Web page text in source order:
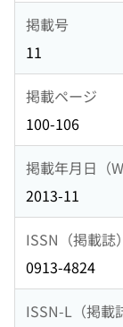
掲載号
11
掲載ページ
100-106
掲載年月日（
2013-11
ISSN（掲載誌）
0913-4824
ISSN-L（掲載